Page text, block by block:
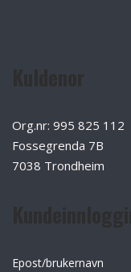
Org.nr: 995 825 112
Fossegrenda 7B
7038 Trondheim
Epost/brukernavn